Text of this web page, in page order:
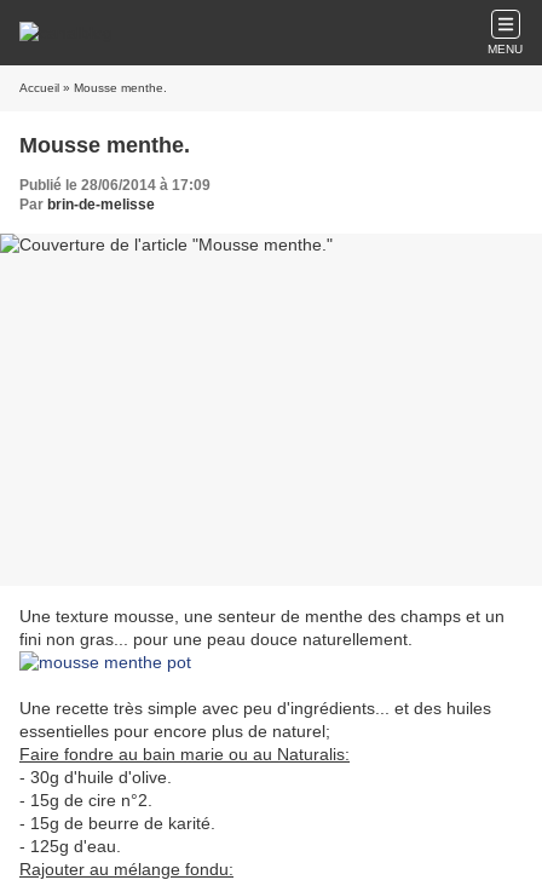
MENU
Accueil » Mousse menthe.
Mousse menthe.
Publié le 28/06/2014 à 17:09
Par brin-de-melisse
Une texture mousse, une senteur de menthe des champs et un
fini non gras... pour une peau douce naturellement.
Une recette très simple avec peu d'ingrédients... et des huiles
essentielles pour encore plus de naturel;
Faire fondre au bain marie ou au Naturalis:
- 30g d'huile d'olive.
- 15g de cire n°2.
- 15g de beurre de karité.
- 125g d'eau.
Rajouter au mélange fondu: